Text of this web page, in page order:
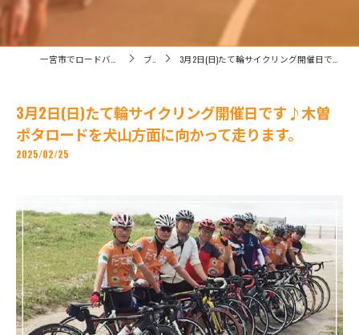
ブログ 3月2日(日)たて輪サイクリング開催日です♪木曽ポタロードを犬山方面に向かって走ります。
3月2日(日)たて輪サイクリング開催日です♪木曽
ポタロードを犬山方面に向かって走ります。
2025/02/25